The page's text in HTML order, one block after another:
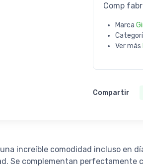
Comp
Marca
Ver más
Compartir
increíble comodidad incluso en
Se complementan perfectamente